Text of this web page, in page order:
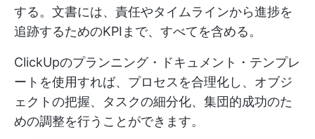
する。文書には、責任やタイムラインから進捗を
追跡するためのKPIまで、すべてを含める。
ClickUpのプランニング・ドキュメント・テンプレ
ートを使用すれば、プロセスを合理化し、オブジ
ェクトの把握、タスクの細分化、集団的成功のた
めの調整を行うことができます。